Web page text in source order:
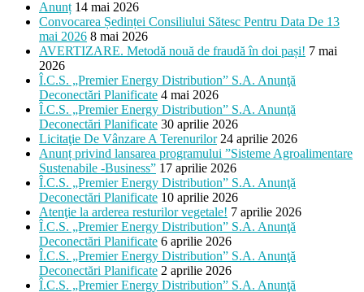
Anunț 14 mai 2026
Convocarea Ședinței Consiliului Sătesc Pentru Data De 13
mai 2026 8 mai 2026
AVERTIZARE. Metodă nouă de fraudă în doi pași! 7 mai
2026
Î.C.S. „Premier Energy Distribution” S.A. Anunţă
Deconectări Planificate 4 mai 2026
Î.C.S. „Premier Energy Distribution” S.A. Anunţă
Deconectări Planificate 30 aprilie 2026
Licitaţie De Vânzare A Terenurilor 24 aprilie 2026
Anunț privind lansarea programului ”Sisteme Agroalimentare
Sustenabile -Business” 17 aprilie 2026
Î.C.S. „Premier Energy Distribution” S.A. Anunţă
Deconectări Planificate 10 aprilie 2026
Atenţie la arderea resturilor vegetale! 7 aprilie 2026
Î.C.S. „Premier Energy Distribution” S.A. Anunţă
Deconectări Planificate 6 aprilie 2026
Î.C.S. „Premier Energy Distribution” S.A. Anunţă
Deconectări Planificate 2 aprilie 2026
Î.C.S. „Premier Energy Distribution” S.A. Anunţă